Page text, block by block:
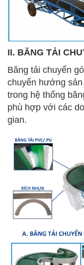
II. BĂNG TẢI
Băng tải chuyển
chuyển hướng sản
trong hệ thống
phù hợp với các
gian.